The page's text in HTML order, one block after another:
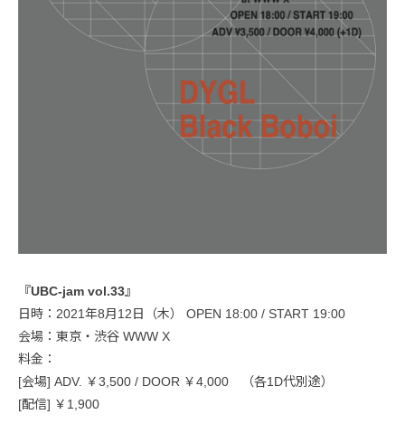
『UBC-jam vol.33』
日時：2021年8月12日（木） OPEN 18:00 / START 19:00
会場：東京・渋谷 WWW X
料金：
[会場] ADV. ￥3,500 / DOOR ￥4,000 （各1D代別途）
[配信] ￥1,900